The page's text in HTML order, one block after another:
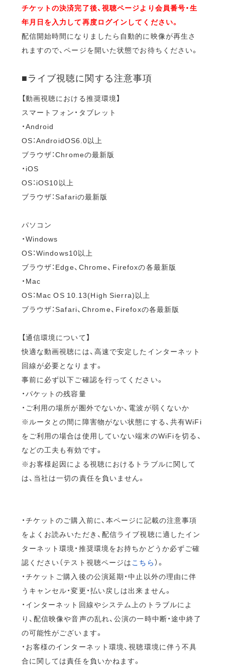
チケットの決済完了後、視聴ページより会員番号・生
年月日を入力して再度ログインしてください。
配信開始時間になりましたら自動的に映像が再生さ
れますので、ページを開いた状態でお待ちください。
■ライブ視聴に関する注意事項
【動画視聴における推奨環境】
スマートフォン・タブレット
・Android
OS：AndroidOS6.0以上
ブラウザ：Chromeの最新版
・iOS
OS：iOS10以上
ブラウザ：Safariの最新版
パソコン
・Windows
OS：Windows10以上
ブラウザ：Edge、Chrome、Firefoxの各最新版
・Mac
OS：Mac OS 10.13(High Sierra)以上
ブラウザ：Safari、Chrome、Firefoxの各最新版
【通信環境について】
快適な動画視聴には、高速で安定したインターネット
回線が必要となります。
事前に必ず以下ご確認を行ってください。
・パケットの残容量
・ご利用の場所が圏外でないか、電波が弱くないか
※ルータとの間に障害物がない状態にする、共有WiFi
をご利用の場合は使用していない端末のWiFiを切る、
などの工夫も有効です。
※お客様起因による視聴におけるトラブルに関して
は、当社は一切の責任を負いません。
・チケットのご購入前に、本ページに記載の注意事項
をよくお読みいただき、配信ライブ視聴に適したイン
ターネット環境・推奨環境をお持ちかどうか必ずご確
認ください（テスト視聴ページは こちら）。
・チケットご購入後の公演延期・中止以外の理由に伴
うキャンセル・変更・払い戻しは出来ません。
・インターネット回線やシステム上のトラブルによ
り、配信映像や音声の乱れ、公演の一時中断・途中終了
の可能性がございます。
・お客様のインターネット環境、視聴環境に伴う不具
合に関しては責任を負いかねます。